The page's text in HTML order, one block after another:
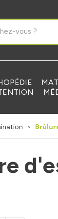
pharmacie